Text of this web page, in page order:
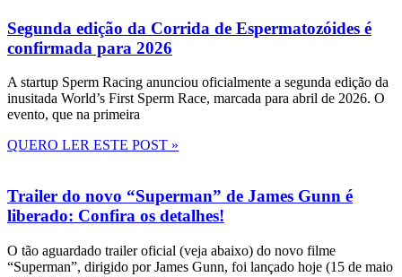
Segunda edição da Corrida de Espermatozóides é
confirmada para 2026
A startup Sperm Racing anunciou oficialmente a segunda edição da
inusitada World’s First Sperm Race, marcada para abril de 2026. O
evento, que na primeira
QUERO LER ESTE POST »
Trailer do novo “Superman” de James Gunn é
liberado: Confira os detalhes!
O tão aguardado trailer oficial (veja abaixo) do novo filme
“Superman”, dirigido por James Gunn, foi lançado hoje (15 de maio